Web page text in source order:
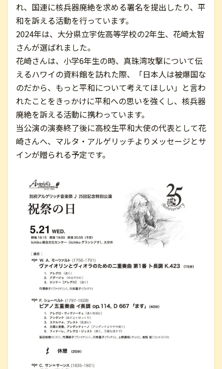
れ、国連に核兵器廃絶を求める署名を提出したり、平
和を訴える活動を行っています。
2024年は、大分県立宇佐高等学校の2年生、花崎太智
さんが選ばれました。
花崎さんは、小学6年生の時、真珠湾攻撃について伝
えるハワイの資料館を訪れた際、「日本人は被爆国な
のだから、もっと平和について考えてほしい」と言わ
れたことをきっかけに平和への思いを強くし、核兵器
廃絶を訴える活動に携わっています。
当公演の演奏終了後に高校生平和大使の代表として花
崎さんへ、マルタ・アルゲリッチよりメッセージとサ
インが贈られる予定です。